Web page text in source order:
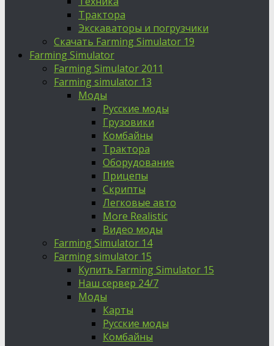
Трактора
Экскаваторы и погрузчики
Скачать Farming Simulator 19
Farming Simulator
Farming Simulator 2011
Farming simulator 13
Моды
Русские моды
Грузовики
Комбайны
Трактора
Оборудование
Прицепы
Скрипты
Легковые авто
More Realistic
Видео моды
Farming Simulator 14
Farming simulator 15
Купить Farming Simulator 15
Наш сервер 24/7
Моды
Карты
Русские моды
Комбайны